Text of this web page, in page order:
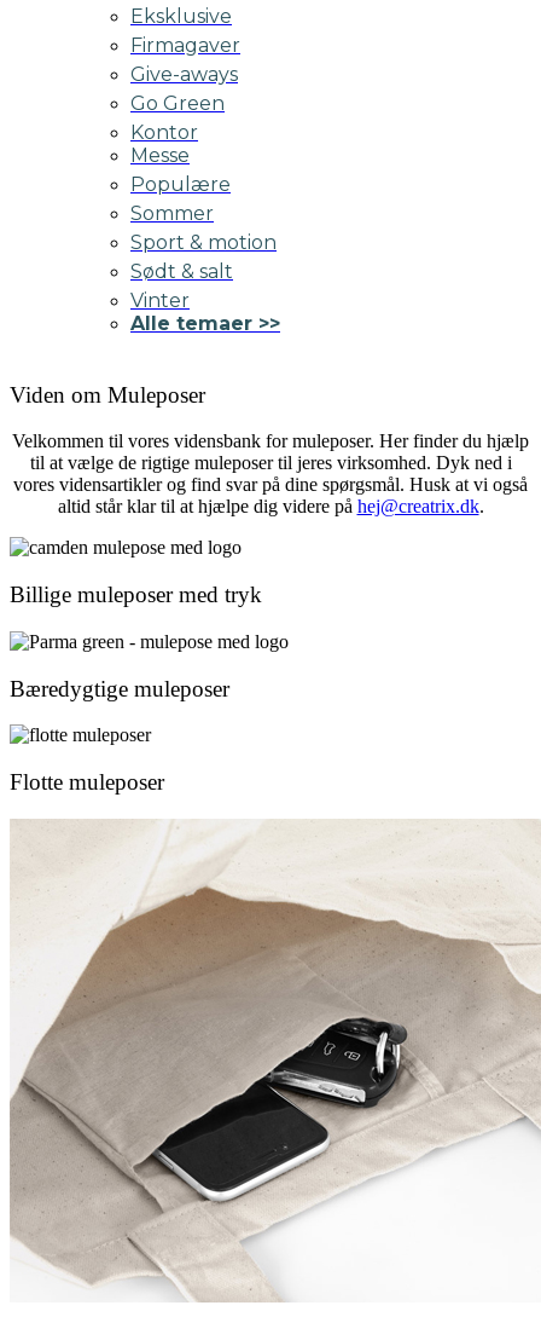
Eksklusive
Firmagaver
Give-aways
Go Green
Kontor
Messe
Populære
Sommer
Sport & motion
Sødt & salt
Vinter
Alle temaer >>
Viden om Muleposer
Velkommen til vores vidensbank for muleposer. Her finder du hjælp
til at vælge de rigtige muleposer til jeres virksomhed. Dyk ned i
vores vidensartikler og find svar på dine spørgsmål. Husk at vi også
altid står klar til at hjælpe dig videre på hej@creatrix.dk.
Billige muleposer med tryk
Bæredygtige muleposer
Flotte muleposer